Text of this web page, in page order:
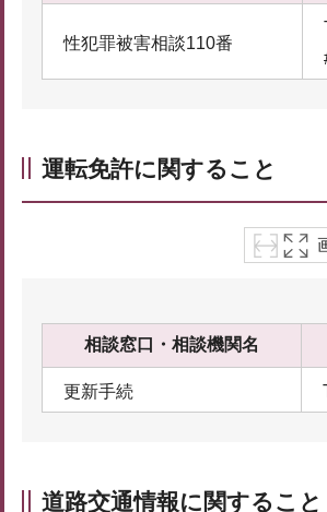
性犯罪被害相談110番
運転免許に関すること
相談窓口・相談機関名
更新手続
道路交通情報に関すること